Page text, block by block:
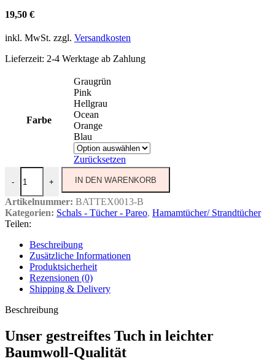
19,50 €
inkl. MwSt. zzgl. Versandkosten
Lieferzeit: 2-4 Werktage ab Zahlung
Farbe
Graugrün
Pink
Hellgrau
Ocean
Orange
Blau
Zurücksetzen
-
Gestreiftes Tuch - leichte Baumwoll-Qualität Menge
+ IN DEN WARENKORB
Artikelnummer: BATTEX0013-B
Kategorien: Schals - Tücher - Pareo, Hamamtücher/ Strandtücher
Teilen:
Beschreibung
Zusätzliche Informationen
Produktsicherheit
Rezensionen (0)
Shipping & Delivery
Beschreibung
Unser gestreiftes Tuch in leichter
Baumwoll-Qualität